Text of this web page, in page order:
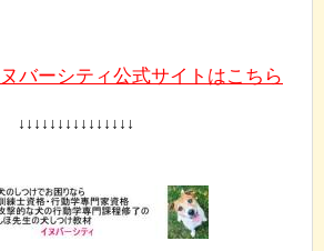
バーシティ公式サイトはこちら
↓↓↓↓↓↓↓↓↓↓↓↓↓↓↓